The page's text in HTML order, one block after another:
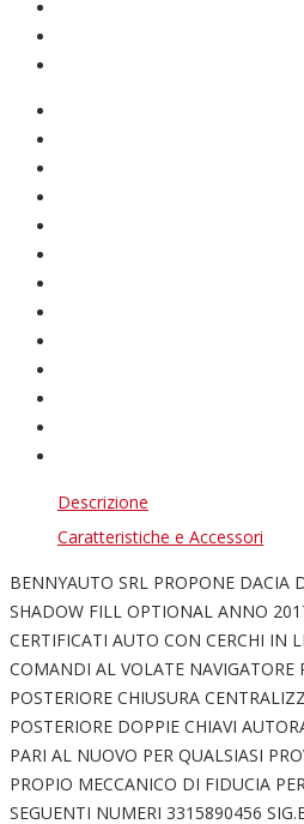
Descrizione
Caratteristiche e Accessori
BENNYAUTO SRL PROPONE DACIA
SHADOW FILL OPTIONAL ANNO
CERTIFICATI AUTO CON CERCHI IN
COMANDI AL VOLATE NAVIGATORE
POSTERIORE CHIUSURA
POSTERIORE DOPPIE CHIAVI
PARI AL NUOVO PER QUALSIASI
PROPIO MECCANICO DI FIDUCIA
SEGUENTI NUMERI 3315890456